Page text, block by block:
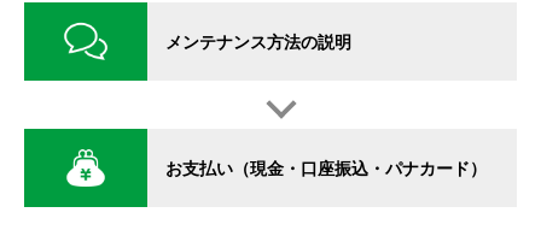
メンテナンス方法の説明
お支払い（現金・口座振込・パナカード）